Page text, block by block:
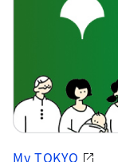
My TOKYO